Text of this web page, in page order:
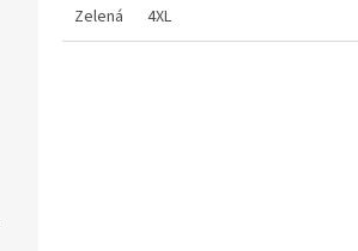
Zelená 4XL